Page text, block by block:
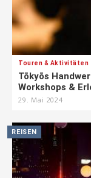
Touren & Aktivitäten
Tōkyōs
Workshops &
29. Mai 2024
REISEN